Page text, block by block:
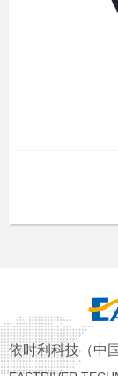
依时利科技（中